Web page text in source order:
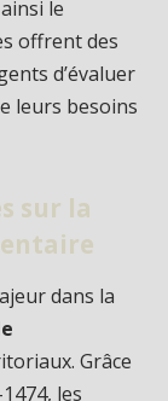
le
offrent des
d’évaluer
leurs besoins
sur la
dans la
Grâce
les